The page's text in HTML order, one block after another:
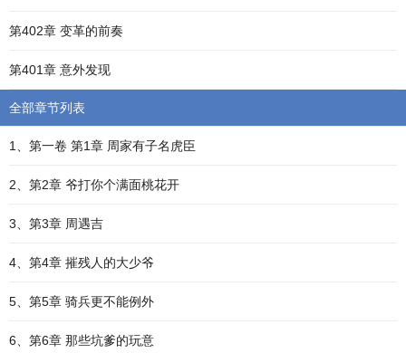
第402章 变革的前奏
第401章 意外发现
全部章节列表
1、第一卷 第1章 周家有子名虎臣
2、第2章 爷打你个满面桃花开
3、第3章 周遇吉
4、第4章 摧残人的大少爷
5、第5章 骑兵更不能例外
6、第6章 那些坑爹的玩意